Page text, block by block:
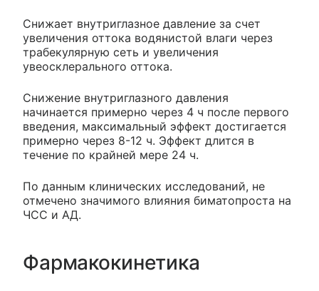
Снижает внутриглазное давление за счет
увеличения оттока водянистой влаги через
трабекулярную сеть и увеличения
увеосклерального оттока.
Снижение внутриглазного давления
начинается примерно через 4 ч после первого
введения, максимальный эффект достигается
примерно через 8-12 ч. Эффект длится в
течение по крайней мере 24 ч.
По данным клинических исследований, не
отмечено значимого влияния биматопроста на
ЧСС и АД.
Фармакокинетика